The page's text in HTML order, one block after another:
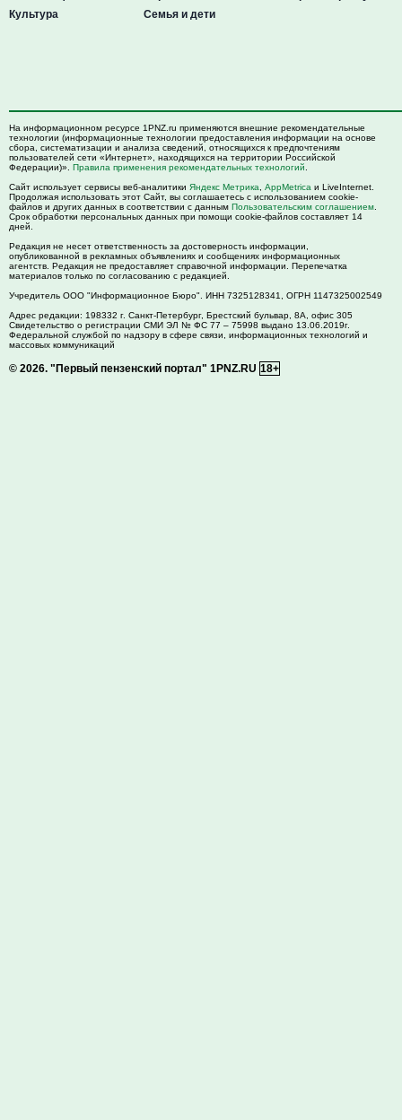
Культура
Семья и дети
На информационном ресурсе 1PNZ.ru применяются внешние рекомендательные
технологии (информационные технологии предоставления информации на основе
сбора, систематизации и анализа сведений, относящихся к предпочтениям
пользователей сети «Интернет», находящихся на территории Российской
Федерации)». Правила применения рекомендательных технологий
Сайт использует сервисы веб-аналитики Яндекс Метрика AppMetrica и LiveInternet.
Продолжая использовать этот Сайт, вы соглашаетесь с использованием cookie-
файлов и других данных в соответствии с данным Пользовательским соглашением
Срок обработки персональных данных при помощи cookie-файлов составляет 14
дней.
Редакция не несет ответственность за достоверность информации,
опубликованной в рекламных объявлениях и сообщениях информационных
агентств. Редакция не предоставляет справочной информации. Перепечатка
материалов только по согласованию с редакцией.
Учредитель ООО "Информационное Бюро". ИНН 7325128341, ОГРН 1147325002549
Адрес редакции: 198332 г. Санкт-Петербург, Брестский бульвар, 8А, офис 305
Свидетельство о регистрации СМИ ЭЛ № ФС 77 – 75998 выдано 13.06.2019г.
Федеральной службой по надзору в сфере связи, информационных технологий и
массовых коммуникаций
© 2026. "Первый пензенский портал" 1PNZ.RU 18+